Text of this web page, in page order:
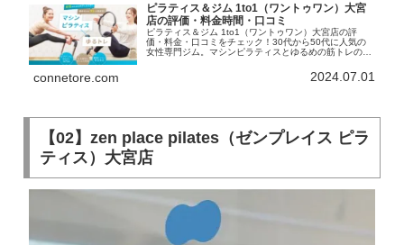
ピラティス＆ジム 1to1（ワントゥワン）大宮
店の評価・料金時間・口コミ
ピラティス＆ジム 1to1（ワントゥワン）大宮店の評
価・料金・口コミをチェック！30代から50代に人気の
女性専門ジム。マシンピラティスとゆるめの筋トレの相
る手頃さや、初心者も安心のマンツーマン指導と、豊富
connetore.com 2024.07.01
【02】zen place pilates（ゼンプレイス ピラ
ティス）大宮店